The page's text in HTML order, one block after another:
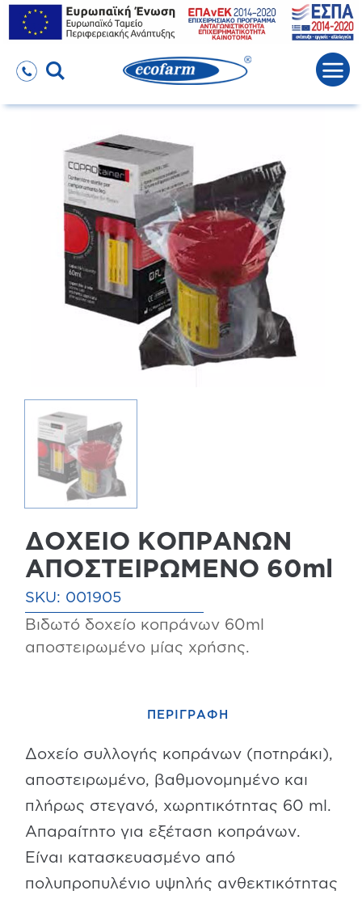
ΔΟΧΕΙΟ ΚΟΠΡΑΝΩΝ
ΑΠΟΣΤΕΙΡΩΜΕΝΟ 60ml
SKU: 001905
Bιδωτό δοχείο κοπράνων 60ml
αποστειρωμένο μίας χρήσης.
ΠΕΡΙΓΡΑΦΗ
Δοχείο συλλογής κοπράνων (ποτηράκι),
αποστειρωμένο, βαθμονομημένο και
πλήρως στεγανό, χωρητικότητας 60 ml.
Απαραίτητο για εξέταση κοπράνων.
Είναι κατασκευασμένο από
πολυπροπυλένιο υψηλής ανθεκτικότητας